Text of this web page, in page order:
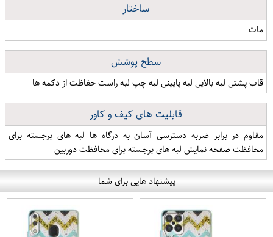
ساختار
مات
سطح پوشش
قاب پشتی لبه بالایی لبه پایینی لبه چپ لبه راست حفاظت از دکمه ها
قابلیت های کیف و کاور
مقاوم در برابر ضربه دسترسی آسان به درگاه ها لبه های برجسته برای
محافظت صفحه نمایش لبه های برجسته برای محافظت دوربین
پیشنهاد هایی برای شما